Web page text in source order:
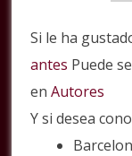
Si le ha
antes Puede
enAutores
Y si desea